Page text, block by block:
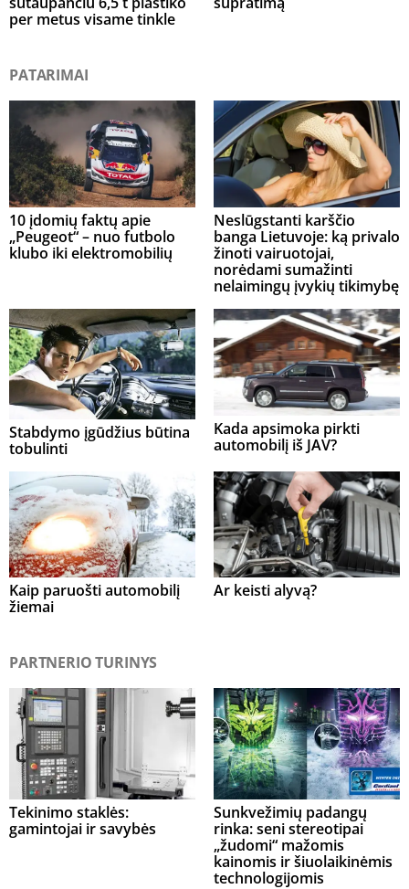
per metus visame tinkle
PATARIMAI
10 įdomių faktų apie
„Peugeot“ – nuo futbolo
klubo iki elektromobilių
Neslūgstanti karščio
banga Lietuvoje: ką privalo
žinoti vairuotojai,
norėdami sumažinti
nelaimingų įvykių tikimybę
Stabdymo įgūdžius būtina
tobulinti
Kada apsimoka pirkti
automobilį iš JAV?
Kaip paruošti automobilį
žiemai
Ar keisti alyvą?
PARTNERIO TURINYS
Tekinimo staklės:
gamintojai ir savybės
Sunkvežimių padangų
rinka: seni stereotipai
„žudomi“ mažomis
kainomis ir šiuolaikinėmis
technologijomis